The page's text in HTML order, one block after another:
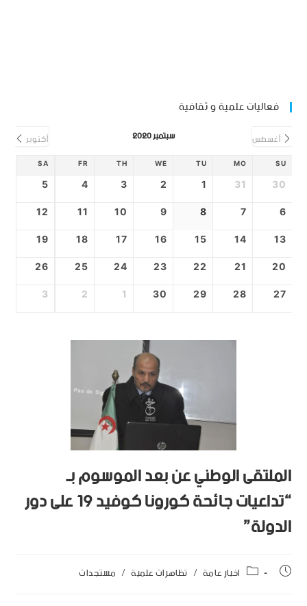
فعاليات علمية و ثقافية
أغسطس سبتمبر 2020 أكتوبر
SU
MO
TU
WE
TH
FR
SA
30
31
1
2
3
4
5
6
7
8
9
10
11
12
13
14
15
16
17
18
19
20
21
22
23
24
25
26
27
28
29
30
1
2
3
الملتقى الوطني عن بعد الموسوم بـ
“تداعيات جائحة كورونا كوفيد 19 على دور
الدولة”
اخبار عامة / تظاهرات علمية / مستجدات